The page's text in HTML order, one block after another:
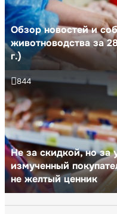
Обзор новостей и
животноводства за
г.)
Не за скидкой, но за
измученный
не желтый ценник
844